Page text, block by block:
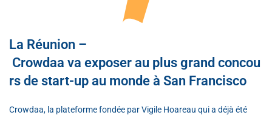
La Réunion –
Crowdaa va exposer au plus grand concou
rs de start-up au monde à San Francisco
Crowdaa, la plateforme fondée par Vigile Hoareau qui a déjà été